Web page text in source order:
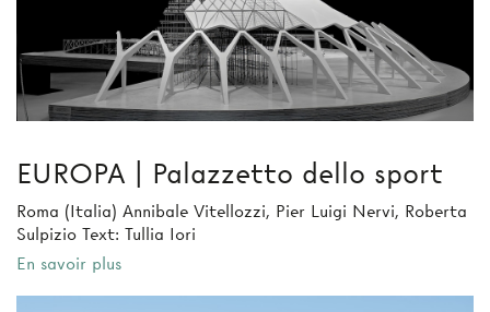
EUROPA | Palazzetto dello sport
Roma (Italia) Annibale Vitellozzi, Pier Luigi Nervi, Roberta
Sulpizio Text: Tullia Iori
En savoir plus